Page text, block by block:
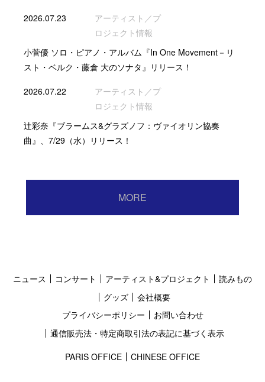
2026.07.23
アーティスト／プ
ロジェクト情報
小菅優 ソロ・ピアノ・アルバム『In One Movement－リ
スト・ベルク・藤倉 大のソナタ』リリース！
2026.07.22
アーティスト／プ
ロジェクト情報
辻彩奈『ブラームス&グラズノフ：ヴァイオリン協奏
曲』、7/29（水）リリース！
MORE
ニュース コンサート アーティスト&プロジェクト
読みもの
グッズ
会社概要
プライバシーポリシー
お問い合わせ
通信販売法・特定商取引法の表記に基づく表示
PARIS OFFICE
CHINESE OFFICE